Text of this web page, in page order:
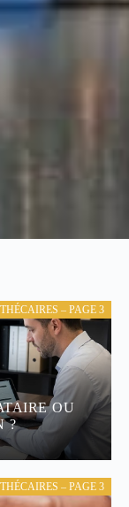
– PAGE 3
OU
?
– PAGE 3